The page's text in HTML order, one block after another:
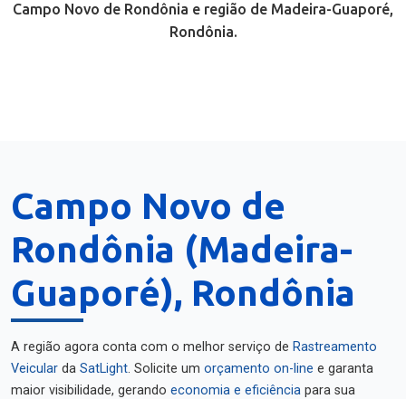
Campo Novo de Rondônia e região de Madeira-Guaporé,
Rondônia.
Campo Novo de
Rondônia (Madeira-
Guaporé), Rondônia
A região agora conta com o melhor serviço de Rastreamento
Veicular da SatLight. Solicite um orçamento on-line e garanta
maior visibilidade, gerando economia e eficiência para sua